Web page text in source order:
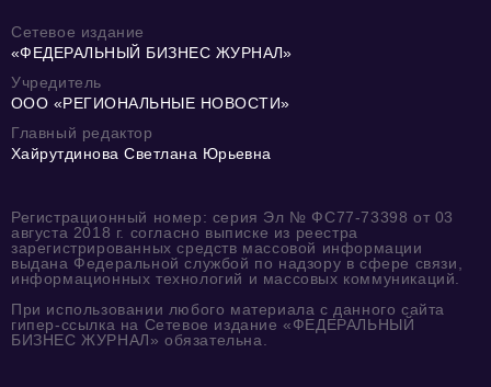
Сетевое издание
«ФЕДЕРАЛЬНЫЙ БИЗНЕС ЖУРНАЛ»
Учредитель
ООО «РЕГИОНАЛЬНЫЕ НОВОСТИ»
Главный редактор
Хайрутдинова Светлана Юрьевна
Регистрационный номер: серия Эл № ФС77-73398 от 03
августа 2018 г. согласно выписке из реестра
зарегистрированных средств массовой информации
выдана Федеральной службой по надзору в сфере связи,
информационных технологий и массовых коммуникаций.
При использовании любого материала с данного сайта
гипер-ссылка на Сетевое издание «ФЕДЕРАЛЬНЫЙ
БИЗНЕС ЖУРНАЛ» обязательна.